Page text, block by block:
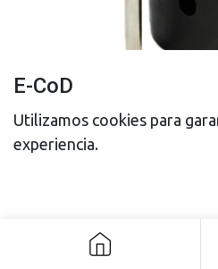
E-CoD
Control de elongación.
PRESUPUESTO
Utilizamos cookies para
experiencia.